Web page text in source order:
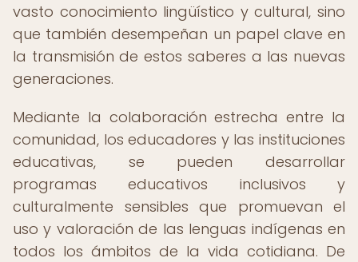
vasto conocimiento lingüístico y cultural, sino
que también desempeñan un papel clave en
la transmisión de estos saberes a las nuevas
generaciones.
Mediante la colaboración estrecha entre la
comunidad, los educadores y las instituciones
educativas, se pueden desarrollar
programas educativos inclusivos y
culturalmente sensibles que promuevan el
uso y valoración de las lenguas indígenas en
todos los ámbitos de la vida cotidiana. De